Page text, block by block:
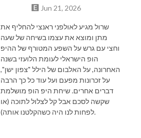
Jun 21, 2026
שרול מגיע לאולפני ראנצי להחליף את
מתן ומוצא את עצמו בשיחה של שעה
וחצי עם גרש על השפע המטורף של ההיפ
הופ הישראלי לעומת הלועזי בשנה
האחרונה, על האלבום של הילל "צפון ישן",
על זכרונות מפעם ועל עוד כל כך הרבה
דברים אחרים. שיחת היפ הופ מושלמת
שקשה לסכם אבל קל לצלול לתוכה (או
לפחות לנו היה כשהקלטנו אותה).